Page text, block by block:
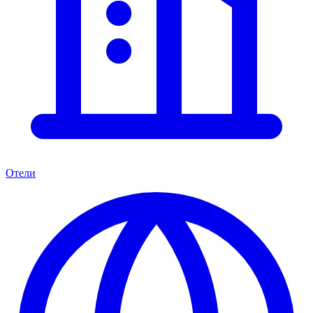
Отели